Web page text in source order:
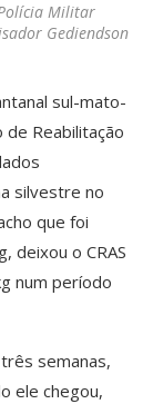
Militar
Gediendson
sul-mato-
de Reabilitação
silvestre no
que foi
deixou o CRAS
num período
semanas,
ele chegou,